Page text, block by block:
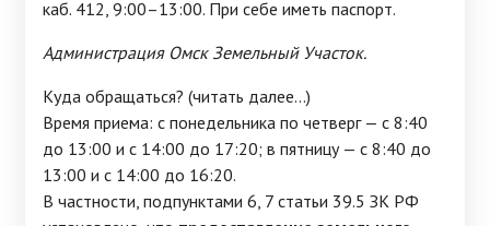
каб. 412, 9:00–13:00. При себе иметь паспорт.
Администрация Омск Земельный Участок.
Куда обращаться? (читать далее...)
Время приема: с понедельника по четверг — с 8:40
до 13:00 и с 14:00 до 17:20; в пятницу — с 8:40 до
13:00 и с 14:00 до 16:20.
В частности, подпунктами 6, 7 статьи 39.5 ЗК РФ